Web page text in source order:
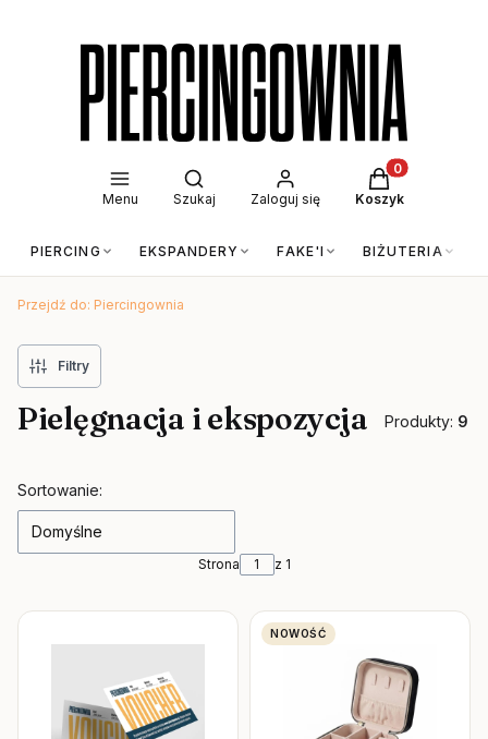
Menu
Otwórz wyszukiwarkę
Szukaj Zaloguj się
Produkty w
Koszyk
PIERCING EKSPANDERY FAKE'I BIŻUTERIA
Przejdź do: Piercingownia
Filtry
Pielęgnacja i ekspozycja Produkty: 9
Lista produktów
Sortowanie:
Domyślne
Strona z 1
NOWOŚĆ